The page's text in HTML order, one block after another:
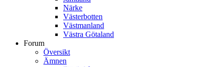
Närke
Västerbotten
Västmanland
Västra Götaland
Forum
Översikt
Ämnen